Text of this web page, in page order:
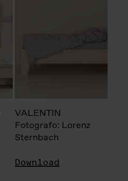
VALENTIN
Fotografo: Lorenz
Sternbach
Download